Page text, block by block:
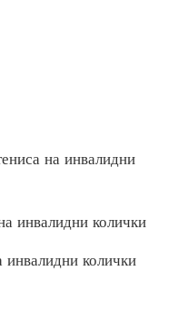
на инвалидни
инвалидни колички
инвалидни колички